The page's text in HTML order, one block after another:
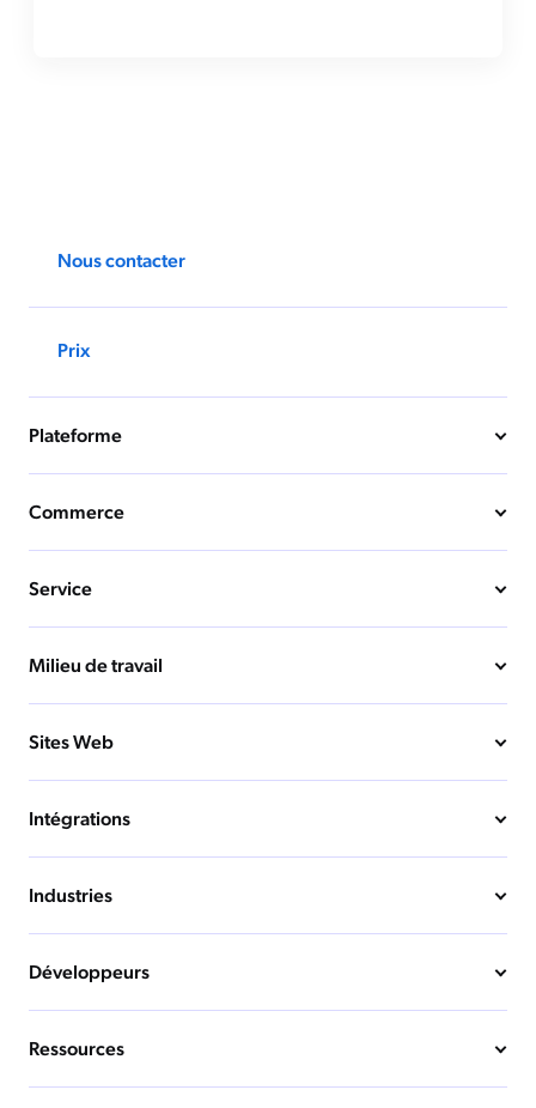
Nous contacter
Prix
Plateforme
Commerce
Service
Milieu de travail
Sites Web
Intégrations
Industries
Développeurs
Ressources